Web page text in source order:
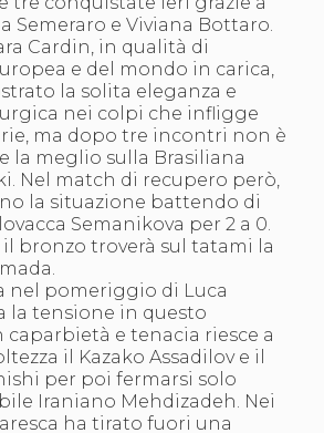
S'istrumpa
News
Attività
Personale MGA
La disciplina
News
Merchandising
Mappa del sito
Cerca
Contatti
News
Cookies Accept
Newsletter
formativo
Webinar
Monotematici
di Specializzazione
FIJLKAM-FISDIR
Preparatore Fisico
Semeraro e Viviana Bottaro.
Cardin, in qualità di
e del mondo in carica,
la solita eleganza e
nei colpi che infligge
ma dopo tre incontri non è
la meglio sulla Brasiliana
Nel match di recupero però,
la situazione battendo di
Semanikova per 2 a 0.
bronzo troverà sul tatami la
nel pomeriggio di Luca
la tensione in questo
caparbietà e tenacia riesce a
il Kazako Assadilov e il
per poi fermarsi solo
Iraniano Mehdizadeh. Nei
ha tirato fuori una